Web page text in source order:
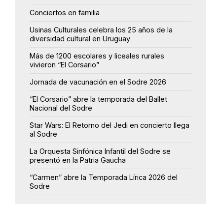
Conciertos en familia
Usinas Culturales celebra los 25 años de la
diversidad cultural en Uruguay
Más de 1200 escolares y liceales rurales
vivieron “El Corsario”
Jornada de vacunación en el Sodre 2026
“El Corsario” abre la temporada del Ballet
Nacional del Sodre
Star Wars: El Retorno del Jedi en concierto llega
al Sodre
La Orquesta Sinfónica Infantil del Sodre se
presentó en la Patria Gaucha
“Carmen” abre la Temporada Lírica 2026 del
Sodre